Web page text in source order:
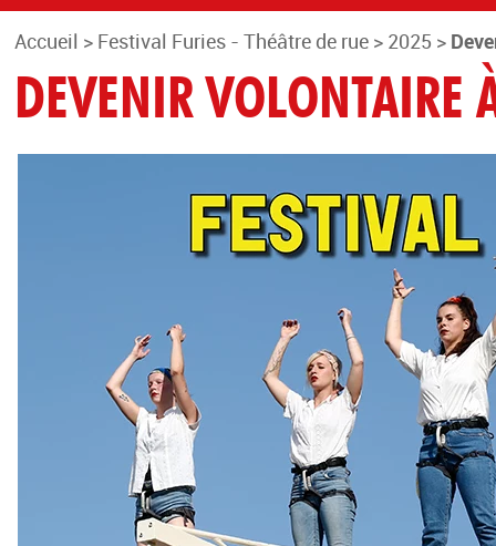
Accueil > Festival Furies - Théâtre de rue > 2025 >
DEVENIR VOLONTAIRE